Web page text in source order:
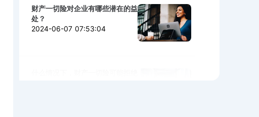
财产一切险对企业有哪些潜在的益
处？
2024-06-07 07:53:04